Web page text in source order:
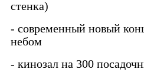
стенка)
- современный новый
небом
- кинозал на 300